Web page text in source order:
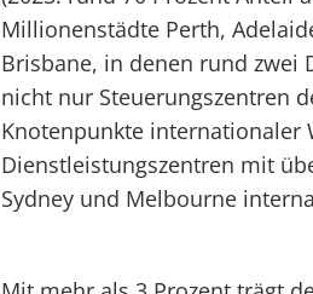
Millionenstädte Perth,
Brisbane, in denen rund zwei
nicht nur Steuerungszentren
Knotenpunkte internationaler
Dienstleistungszentren mit
Sydney und Melbourne